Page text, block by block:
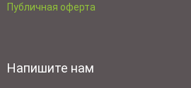
Публичная оферта
Напишите нам